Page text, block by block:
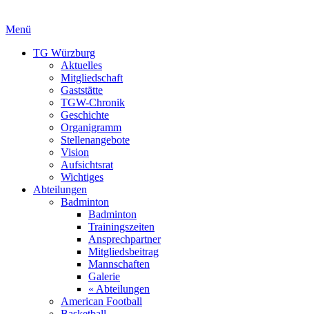
Menü
TG Würzburg
Aktuelles
Mitgliedschaft
Gaststätte
TGW-Chronik
Geschichte
Organigramm
Stellenangebote
Vision
Aufsichtsrat
Wichtiges
Abteilungen
Badminton
Badminton
Trainingszeiten
Ansprechpartner
Mitgliedsbeitrag
Mannschaften
Galerie
« Abteilungen
American Football